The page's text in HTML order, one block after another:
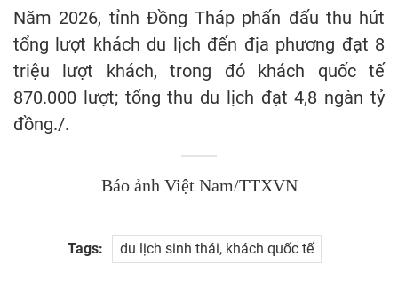
Năm 2026, tỉnh Đồng Tháp phấn đấu thu hút
tổng lượt khách du lịch đến địa phương đạt 8
triệu lượt khách, trong đó khách quốc tế
870.000 lượt; tổng thu du lịch đạt 4,8 ngàn tỷ
đồng./.
Báo ảnh Việt Nam/TTXVN
Tags: du lịch sinh thái, khách quốc tế